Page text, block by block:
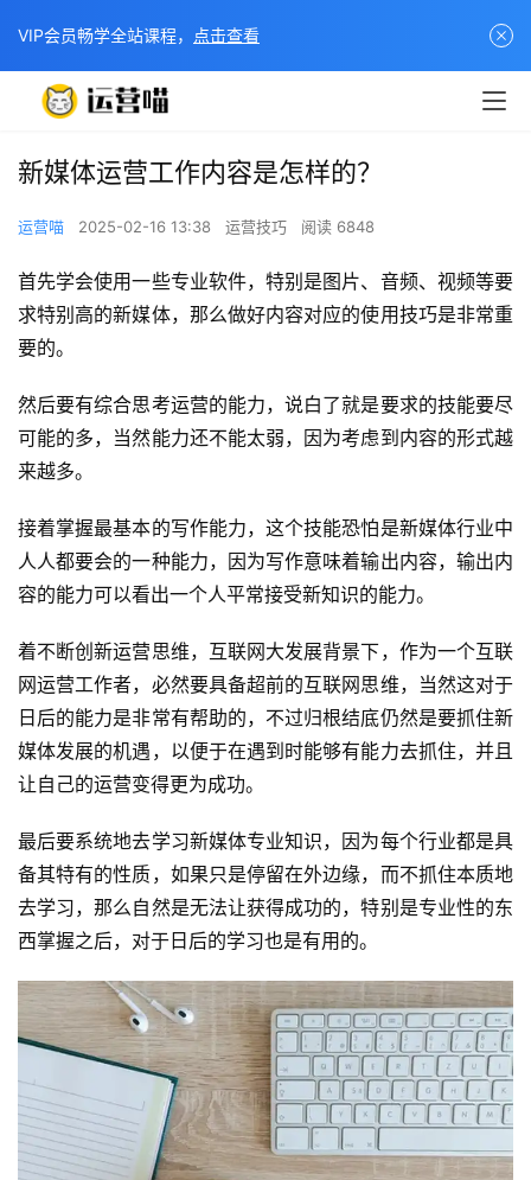
新媒体运营工作内容是怎样的？
运营喵 2025-02-16 13:38 运营技巧 阅读 6848
首先学会使用一些专业软件，特别是图片、音频、视频等要
求特别高的新媒体，那么做好内容对应的使用技巧是非常重
要的。
然后要有综合思考运营的能力，说白了就是要求的技能要尽
可能的多，当然能力还不能太弱，因为考虑到内容的形式越
来越多。
接着掌握最基本的写作能力，这个技能恐怕是新媒体行业中
人人都要会的一种能力，因为写作意味着输出内容，输出内
容的能力可以看出一个人平常接受新知识的能力。
着不断创新运营思维，互联网大发展背景下，作为一个互联
网运营工作者，必然要具备超前的互联网思维，当然这对于
日后的能力是非常有帮助的，不过归根结底仍然是要抓住新
媒体发展的机遇，以便于在遇到时能够有能力去抓住，并且
让自己的运营变得更为成功。
最后要系统地去学习新媒体专业知识，因为每个行业都是具
备其特有的性质，如果只是停留在外边缘，而不抓住本质地
去学习，那么自然是无法让获得成功的，特别是专业性的东
西掌握之后，对于日后的学习也是有用的。
VIP会员畅学全站课程， 点击查看